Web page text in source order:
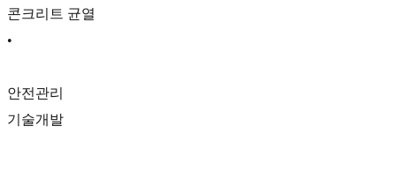
콘크리트 균열
•
안전관리
기술개발